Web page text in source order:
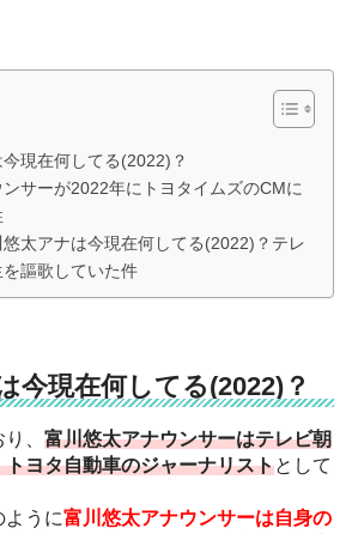
現在何してる(2022)？
サーが2022年にトヨタイムズのCMに
悠太アナは今現在何してる(2022)？テレ
謳歌していた件
今現在何してる(2022)？
、 富川悠太アナウンサーはテレビ朝
ヨタ自動車のジャーナリストとして
ように富川悠太アナウンサーは自身の